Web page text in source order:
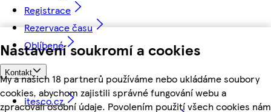
Nastavení soukromí a cookies
My a našich 18 partnerů používáme nebo ukládáme soubory
cookies, abychom zajistili správné fungování webu a
zpracovali osobní údaje. Povolením použití všech cookies nám
Registrace
Rezervace času
Oblíbené
Kontakt
itesco.cz